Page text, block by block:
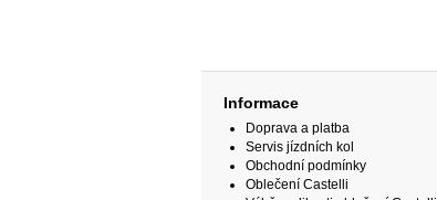
Informace
Doprava a platba
Servis jízdních kol
Obchodní podmínky
Oblečení Castelli